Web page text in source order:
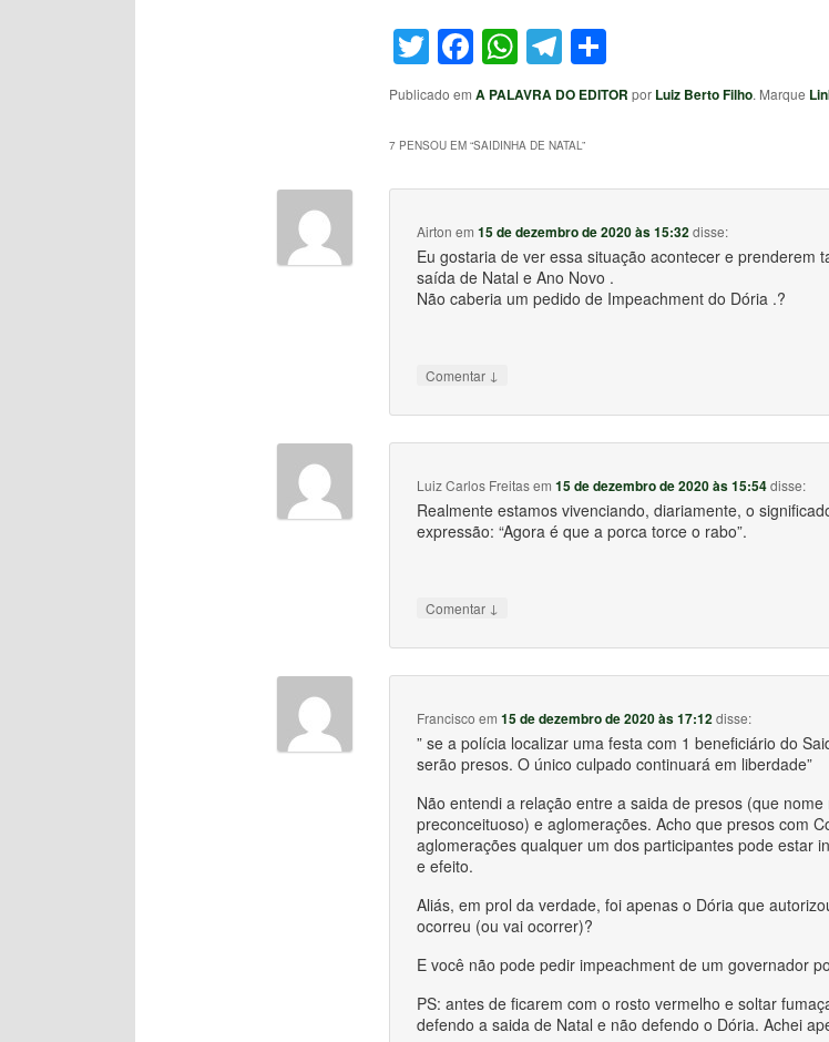
Twitter
Facebook
WhatsApp
Telegram
Share
Publicado em A PALAVRA DO EDITOR por Luiz Berto Filho. Marque
7 PENSOU EM “SAIDINHA DE NATAL”
Airton em15 de dezembro de 2020 às 15:32disse:
Eu gostaria de ver essa situação acontecer e prenderem
saída de Natal e Ano Novo .
Não caberia um pedido de Impeachment do Dória .?
Comentar ↓
Luiz Carlos Freitasem15 de dezembro de 2020 às 15:54disse:
Realmente estamos vivenciando, diariamente, o
expressão: “Agora é que a porca torce o rabo”.
Comentar ↓
Francisco em15 de dezembro de 2020 às 17:12disse:
” se a polícia localizar uma festa com 1 beneficiário do
serão presos. O único culpado continuará em liberdade”
Não entendi a relação entre a saida de presos (que
preconceituoso) e aglomerações. Acho que presos com
aglomerações qualquer um dos participantes pode estar
e efeito.
Aliás, em prol da verdade, foi apenas o Dória que
ocorreu (ou vai ocorrer)?
E você não pode pedir impeachment de um governador
PS: antes de ficarem com o rosto vermelho e soltar
defendo a saida de Natal e não defendo o Dória. Achei